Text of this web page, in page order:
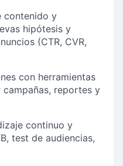
contenido y
hipótesis y
(CTR, CVR,
con herramientas
campañas, reportes y
continuo y
test de audiencias,